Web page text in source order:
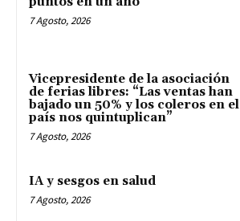
7 Agosto, 2026
Vicepresidente de la asociación
de ferias libres: “Las ventas han
bajado un 50% y los coleros en el
país nos quintuplican”
7 Agosto, 2026
IA y sesgos en salud
7 Agosto, 2026